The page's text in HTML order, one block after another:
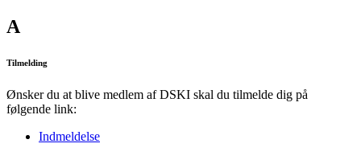
A
Tilmelding
Ønsker du at blive medlem af DSKI skal du tilmelde dig på
følgende link:
Indmeldelse